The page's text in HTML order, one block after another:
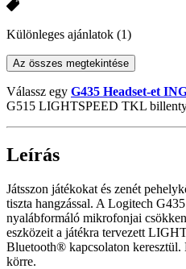
Különleges ajánlatok (1)
Az összes megtekintése
Válassz egy G435 Headset-et
G515 LIGHTSPEED TKL
Leírás
Játsszon játékokat és zenét
tiszta hangzással. A Logitech
nyalábformáló mikrofonjai
eszközeit a játékra tervezett
Bluetooth® kapcsolaton keresztül.
körre.